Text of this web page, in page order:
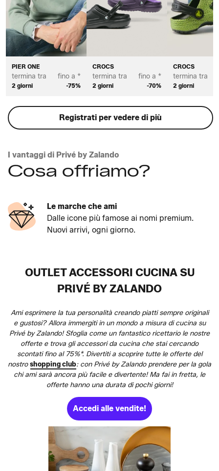
PIER ONE
termina tra
2 giorni
fino a *
-75%
CROCS
termina tra
2 giorni
fino a *
-70%
CROCS
termina tra
2 giorni
Registrati per vedere di più
I vantaggi di Privé by Zalando
Cosa offriamo?
Le marche che ami
Dalle icone più famose ai nomi premium.
Nuovi arrivi, ogni giorno.
OUTLET ACCESSORI CUCINA SU
PRIVÉ BY ZALANDO
Ami esprimere la tua personalità creando piatti sempre originali
e gustosi? Allora immergiti in un mondo a misura di cucina su
Privé by Zalando! Sfoglia come un fantastico ricettario le nostre
offerte e trova gli accessori da cucina che stai cercando
scontati fino al 75%*. Divertiti a scoprire tutte le offerte del
nostroshopping club: con Privé by Zalando prendere per la gola
chi ami sarà ancora più facile e divertente! Ma fai in fretta, le
offerte hanno una durata di pochi giorni!
Accedi alle vendite!